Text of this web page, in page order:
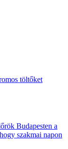
töltőket
Budapesten a
szakmai napon